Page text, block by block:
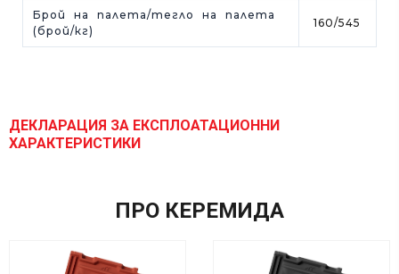
Брой на палета/тегло на палета
(брой/кг)
160/545
ДЕКЛАРАЦИЯ ЗА ЕКСПЛОАТАЦИОННИ
ХАРАКТЕРИСТИКИ
ПРО КЕРЕМИДА